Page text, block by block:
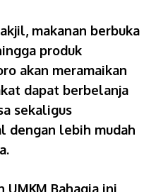
makanan berbuka
produk
akan meramaikan
dapat berbelanja
sekaligus
dengan lebih mudah
Bahagia ini,